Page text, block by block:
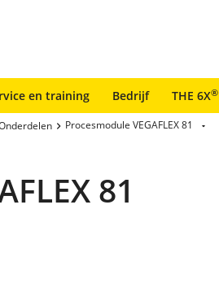
en training Bedrijf THE 6X®
Procesmodule VEGAFLEX 81
81